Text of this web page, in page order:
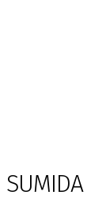
SUMIDA